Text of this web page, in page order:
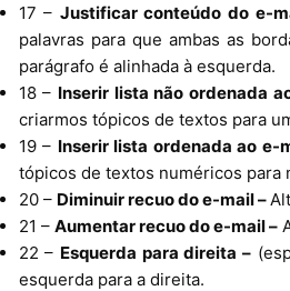
17 – Justificar conteúdo do e-
palavras para que ambas as
parágrafo é alinhada à esquerda.
18 – Inserir lista não ordenada
criarmos tópicos de textos para
19 – Inserir lista ordenada ao e-
tópicos de textos numéricos para
20 – Diminuir recuo do e-mail –
21 – Aumentar recuo do e-mail –
22 – Esquerda para direita –
esquerda para a direita.